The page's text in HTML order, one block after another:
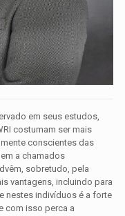
em seus estudos,
costumam ser mais
conscientes das
a chamados
sobretudo, pela
vantagens, incluindo para
nestes indivíduos é a forte
com isso perca a